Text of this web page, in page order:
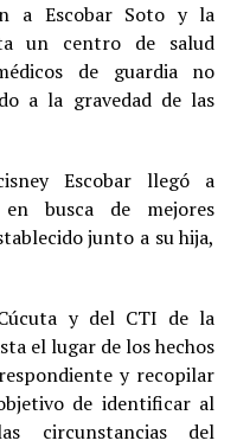
a Escobar Soto y la
un centro de salud
de guardia no
a la gravedad de las
Escobar llegó a
busca de mejores
junto a su hija,
y del CTI de la
el lugar de los hechos
y recopilar
de identificar al
circunstancias del